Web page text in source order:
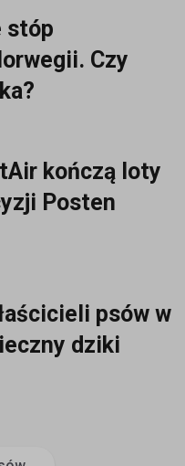
stóp
Czy
kończą loty
Posten
psów w
dziki